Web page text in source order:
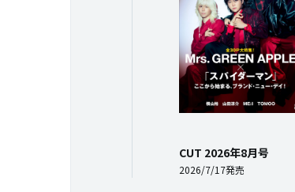
CUT 2026年8月号
2026/7/17発売